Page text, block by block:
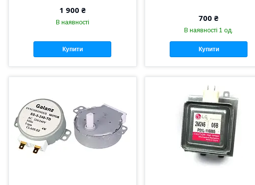
1 900 ₴
В наявності
Купити
700 ₴
В наявності 1 од.
Купити